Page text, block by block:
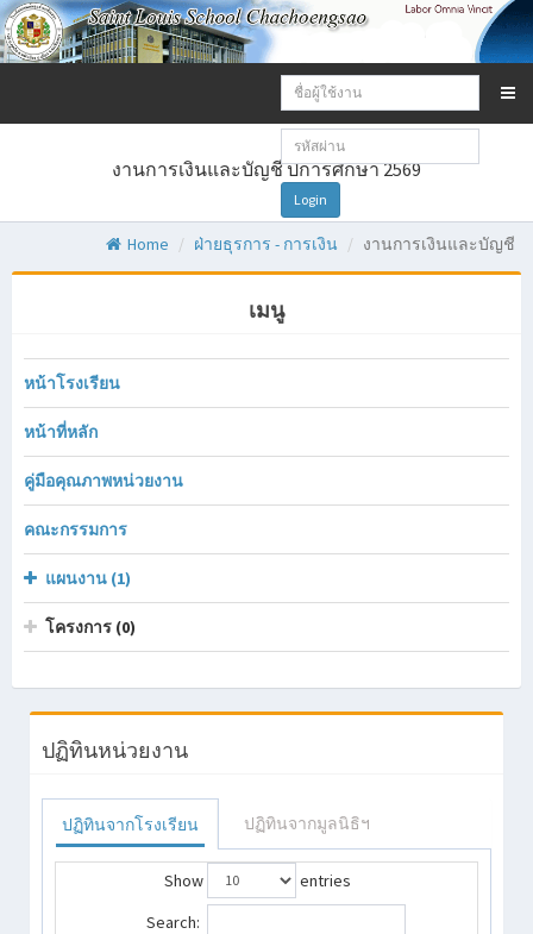
Email
address:
Password:
Login
งานการเงินและบัญชี ปีการศึกษา 2569
Home ฝ่ายธุรการ - การเงิน งานการเงินและบัญชี
เมนู
หน้าโรงเรียน
หน้าที่หลัก
คู่มือคุณภาพหน่วยงาน
คณะกรรมการ
แผนงาน (1)
โครงการ (0)
ปฏิทินหน่วยงาน
ปฏิทินจากโรงเรียน ปฏิทินจากมูลนิธิฯ
Show
entries
Search: